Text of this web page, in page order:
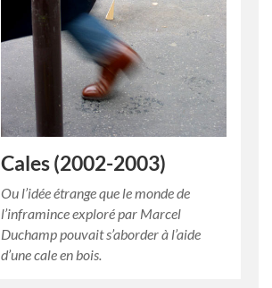
Cales (2002-2003)
Ou l’idée étrange que le monde de
l’inframince exploré par Marcel
Duchamp pouvait s’aborder à l’aide
d’une cale en bois.